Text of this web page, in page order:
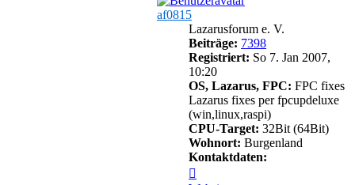
af0815
Lazarusforum e. V.
Beiträge: 7398
Registriert: So 7. Jan 2007,
10:20
OS, Lazarus, FPC: FPC fixes
Lazarus fixes per fpcupdeluxe
(win,linux,raspi)
CPU-Target: 32Bit (64Bit)
Wohnort: Burgenland
Kontaktdaten: